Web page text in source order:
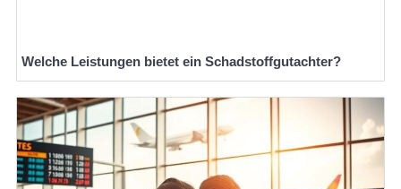
Welche Leistungen bietet ein Schadstoffgutachter?